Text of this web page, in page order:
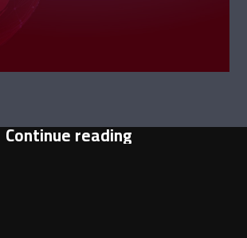
Continue reading